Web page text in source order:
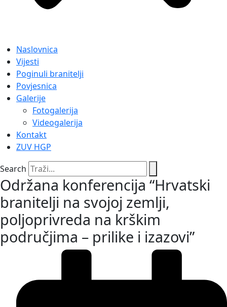
Naslovnica
Vijesti
Poginuli branitelji
Povjesnica
Galerije
Fotogalerija
Videogalerija
Kontakt
ZUV HGP
Search
Održana konferencija “Hrvatski
branitelji na svojoj zemlji,
poljoprivreda na krškim
područjima – prilike i izazovi”